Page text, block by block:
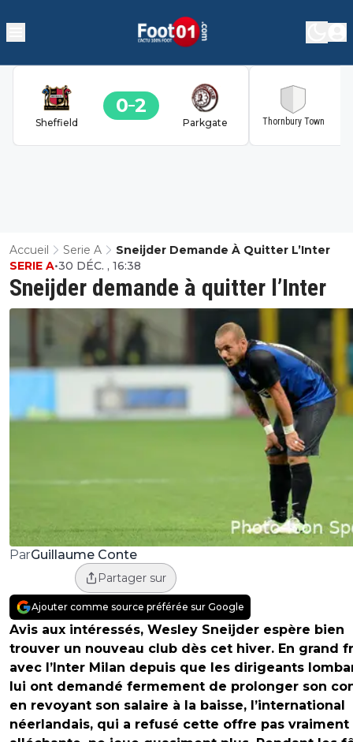
Sheffield
0 2
Parkgate Thornbury Town
Accueil Serie A Sneijder Demande À Quitter L’Inter
Sneijder demande à quitter l’Inter
SERIE A•30 DÉC. , 16:38
ParGuillaume Conte
Partager sur
Ajouter comme source préférée sur Google
Avis aux intéressés, Wesley Sneijder espère bien
trouver un nouveau club dès cet hiver. En grand
avec l’Inter Milan depuis que les dirigeants
lui ont demandé fermement de prolonger son
en revoyant son salaire à la baisse, l’international
néerlandais, qui a refusé cette offre pas vraiment